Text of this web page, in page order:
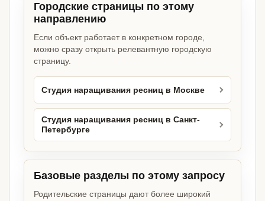
Городские страницы по этому
направлению
Если объект работает в конкретном городе,
можно сразу открыть релевантную городскую
страницу.
Студия наращивания ресниц в Москве
Студия наращивания ресниц в Санкт-
Петербурге
Базовые разделы по этому запросу
Родительские страницы дают более широкий